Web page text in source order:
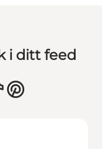
i ditt feed